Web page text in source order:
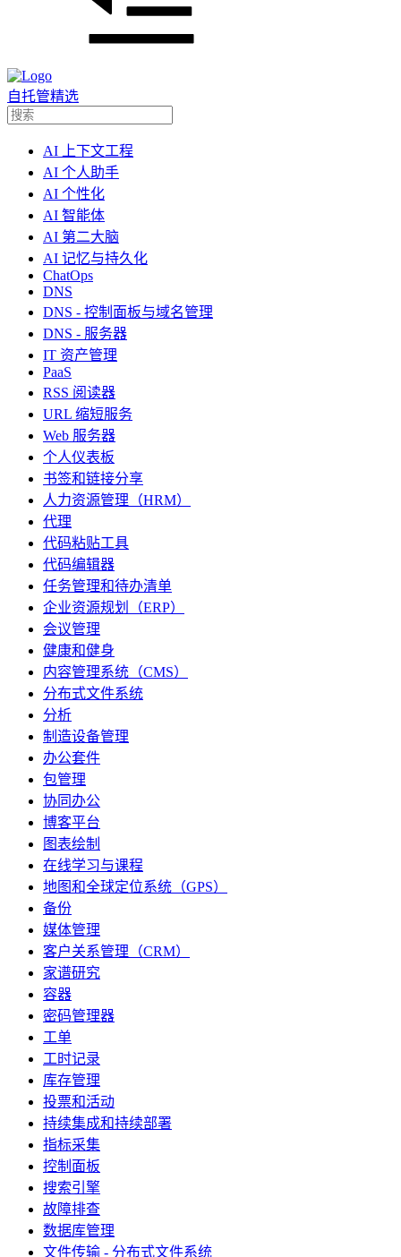
自托管精选
AI 上下文工程
AI 个人助手
AI 个性化
AI 智能体
AI 第二大脑
AI 记忆与持久化
ChatOps
DNS
DNS - 控制面板与域名管理
DNS - 服务器
IT 资产管理
PaaS
RSS 阅读器
URL 缩短服务
Web 服务器
个人仪表板
书签和链接分享
人力资源管理（HRM）
代理
代码粘贴工具
代码编辑器
任务管理和待办清单
企业资源规划（ERP）
会议管理
健康和健身
内容管理系统（CMS）
分布式文件系统
分析
制造设备管理
办公套件
包管理
协同办公
博客平台
图表绘制
在线学习与课程
地图和全球定位系统（GPS）
备份
媒体管理
客户关系管理（CRM）
家谱研究
容器
密码管理器
工单
工时记录
库存管理
投票和活动
持续集成和持续部署
指标采集
控制面板
搜索引擎
故障排查
数据库管理
文件传输 - 分布式文件系统